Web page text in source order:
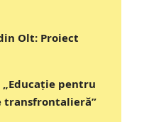
Olt: Proiect
„Educație pentru
transfrontalieră”